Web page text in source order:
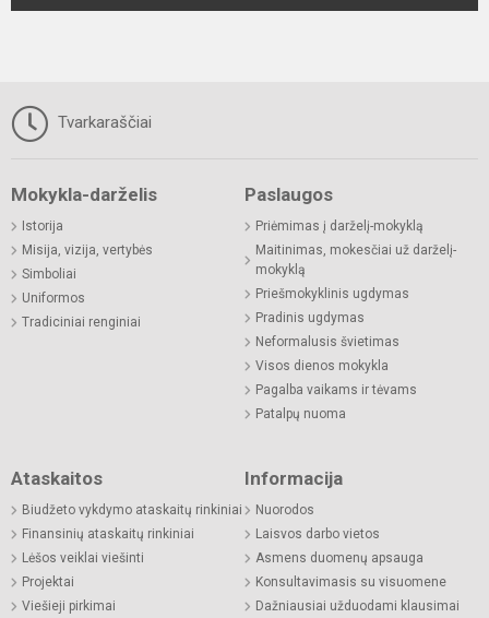
Tvarkaraščiai
Mokykla-darželis
Istorija
Misija, vizija, vertybės
Simboliai
Uniformos
Tradiciniai renginiai
Paslaugos
Priėmimas į darželį-mokyklą
Maitinimas, mokesčiai už darželį-
mokyklą
Priešmokyklinis ugdymas
Pradinis ugdymas
Neformalusis švietimas
Visos dienos mokykla
Pagalba vaikams ir tėvams
Patalpų nuoma
Ataskaitos
Biudžeto vykdymo ataskaitų rinkiniai
Finansinių ataskaitų rinkiniai
Lėšos veiklai viešinti
Projektai
Viešieji pirkimai
Informacija
Nuorodos
Laisvos darbo vietos
Asmens duomenų apsauga
Konsultavimasis su visuomene
Dažniausiai užduodami klausimai